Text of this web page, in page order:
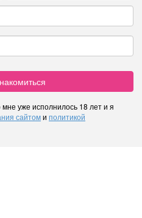
уже исполнилось 18 лет и я
сайтоми политикой